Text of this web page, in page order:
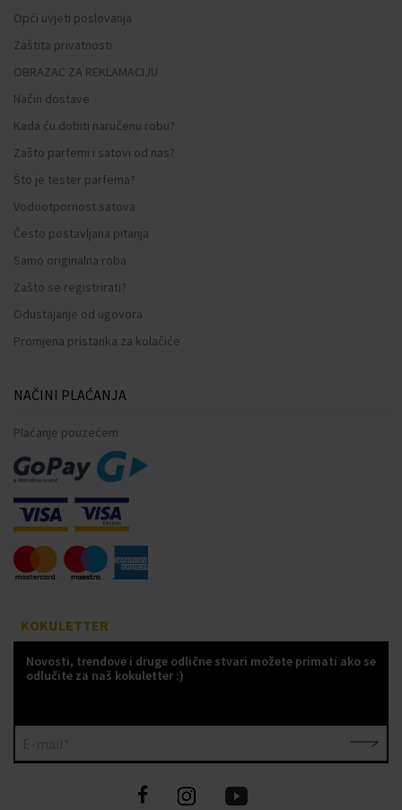
Opći uvjeti poslovanja
Zaštita privatnosti
OBRAZAC ZA REKLAMACIJU
Način dostave
Kada ću dobiti naručenu robu?
Zašto parfemi i satovi od nas?
Što je tester parfema?
Vodootpornost satova
Često postavljana pitanja
Samo originalna roba
Zašto se registrirati?
Odustajanje od ugovora
Promjena pristanka za kolačiće
NAČINI PLAĆANJA
Plaćanje pouzećem
KOKULETTER
Novosti, trendove i druge odlične stvari možete primati ako se
odlučite za naš kokuletter :)